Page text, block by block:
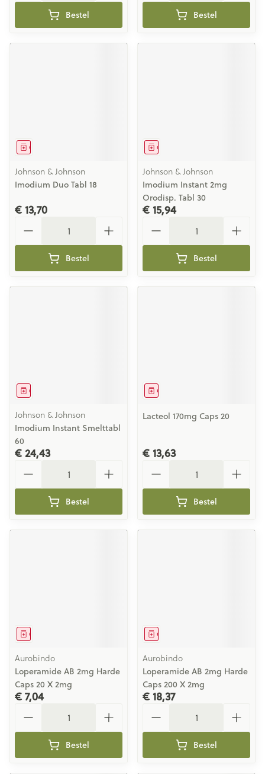
Bestel Bestel
Geneesmiddel
Johnson & Johnson
Imodium Duo Tabl 18
€ 13,70
Bestel
Geneesmiddel
Johnson & Johnson
Imodium Instant 2mg
Orodisp. Tabl 30
€ 15,94
Bestel
Geneesmiddel
Johnson & Johnson
Imodium Instant Smelttabl
60
€ 24,43
Bestel
Geneesmiddel
Lacteol 170mg Caps 20
€ 13,63
Bestel
Geneesmiddel
Aurobindo
Loperamide AB 2mg Harde
Caps 20 X 2mg
€ 7,04
Bestel
Geneesmiddel
Aurobindo
Loperamide AB 2mg Harde
Caps 200 X 2mg
€ 18,37
Bestel